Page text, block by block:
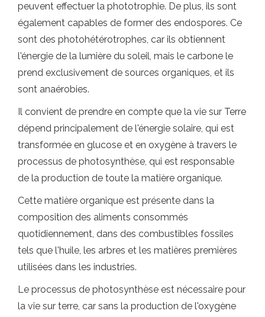
peuvent effectuer la phototrophie. De plus, ils sont
également capables de former des endospores. Ce
sont des photohétérotrophes, car ils obtiennent
l'énergie de la lumière du soleil, mais le carbone le
prend exclusivement de sources organiques, et ils
sont anaérobies.
Il convient de prendre en compte que la vie sur Terre
dépend principalement de l'énergie solaire, qui est
transformée en glucose et en oxygène à travers le
processus de photosynthèse, qui est responsable
de la production de toute la matière organique.
Cette matière organique est présente dans la
composition des aliments consommés
quotidiennement, dans des combustibles fossiles
tels que l'huile, les arbres et les matières premières
utilisées dans les industries.
Le processus de photosynthèse est nécessaire pour
la vie sur terre, car sans la production de l'oxygène